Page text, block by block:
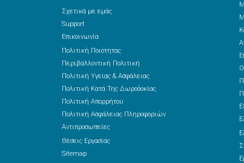
Σχετικά με εμάς
Support
Επικοινωνία
Πολιτική Ποιότητας
Περιβαλλοντική Πολιτική
Πολιτική Υγείας & Ασφάλειας
Πολιτική Κατά Της Δωροδοκίας
Πολιτική Απορρήτου
Πολιτική Ασφάλειας Πληροφοριών
Αντιπροσωπείες
Θέσεις Εργασίας
Sitemap